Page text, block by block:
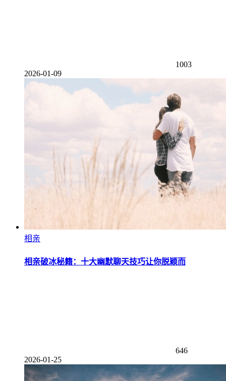
1003
2026-01-09
相亲
相亲破冰秘籍：十大幽默聊天技巧让你脱颖而
646
2026-01-25